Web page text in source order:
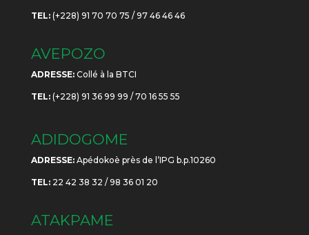
TEL:(+228) 91 70 70 75 / 97 46 46 46
AVEPOZO
ADRESSE:Collé à la BTCI
TEL:(+228) 91 36 99 99 / 70 16 55 55
ADIDOGOME
ADRESSE:Apédokoè près de l’IPG b.p.10260
TEL:22 42 38 32 / 98 36 01 20
ATAKPAME